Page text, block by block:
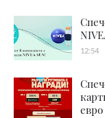
12:54
евро